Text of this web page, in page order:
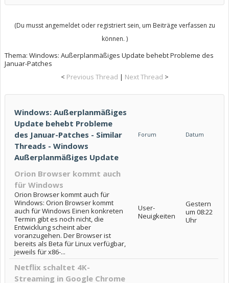
(Du musst angemeldet oder registriert sein, um Beiträge verfassen zu
können. )
Thema: Windows: Außerplanmäßiges Update behebt Probleme des
Januar-Patches
< Previous Thread | Next Thread >
Windows: Außerplanmäßiges
Update behebt Probleme
des Januar-Patches - Similar
Threads - Windows
Außerplanmäßiges Update
Forum Datum
Orion Browser kommt auch
für Windows
Orion Browser kommt auch für
Windows: Orion Browser kommt
auch für Windows Einen konkreten
Termin gibt es noch nicht, die
Entwicklung scheint aber
voranzugehen. Der Browser ist
bereits als Beta für Linux verfügbar,
jeweils für x86-...
User-
Neuigkeiten
Gestern
um 08:22
Uhr
Netflix schaltet 4K-
Streaming in Google Chrome